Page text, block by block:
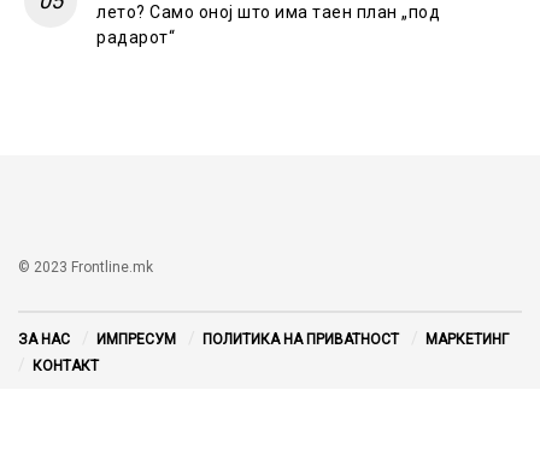
лето? Само оној што има таен план „под
радарот“
© 2023 Frontline.mk
ЗА НАС ИМПРЕСУМ ПОЛИТИКА НА ПРИВАТНОСТ
МАРКЕТИНГ
КОНТАКТ